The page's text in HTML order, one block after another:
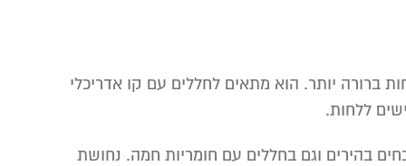
ברורה יותר. הוא מתאים לחללים עם קו אדריכלי
ללחות.
בהירים וגם בחללים עם חומריות חמה. נחושת